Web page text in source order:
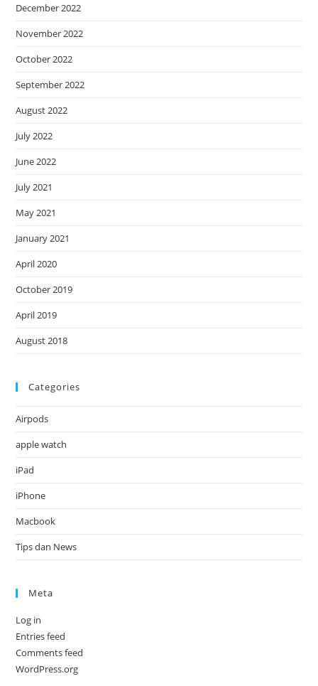
December 2022
November 2022
October 2022
September 2022
August 2022
July 2022
June 2022
July 2021
May 2021
January 2021
April 2020
October 2019
April 2019
August 2018
Categories
Airpods
apple watch
iPad
iPhone
Macbook
Tips dan News
Meta
Log in
Entries feed
Comments feed
WordPress.org